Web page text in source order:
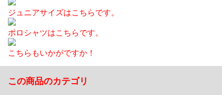
ジュニアサイズはこちらです。
ポロシャツはこちらです。
こちらもいかがですか！
この商品のカテゴリ